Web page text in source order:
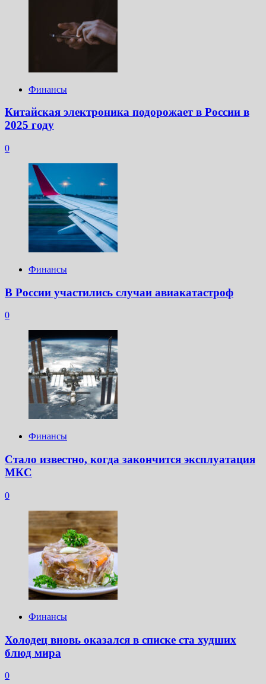
Финансы
Китайская электроника подорожает в России в
2025 году
0
Финансы
В России участились случаи авиакатастроф
0
Финансы
Стало известно, когда закончится эксплуатация
МКС
0
Финансы
Холодец вновь оказался в списке ста худших
блюд мира
0